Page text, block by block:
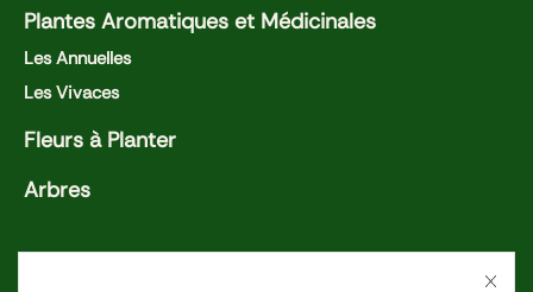
Plantes Aromatiques et Médicinales
Les Annuelles
Les Vivaces
Fleurs à Planter
Arbres